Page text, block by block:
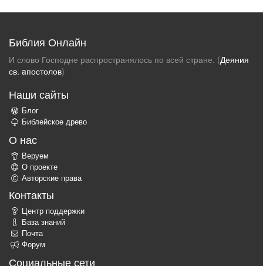
Библия Онлайн
И слово Господне распространялось по всей стране. (Деяния
св. aпостолов)
Наши сайты
Блог
Библейское древо
О нас
Веруем
О проекте
Авторские права
Контакты
Центр поддержки
База знаний
Почта
Форум
Социальные сети